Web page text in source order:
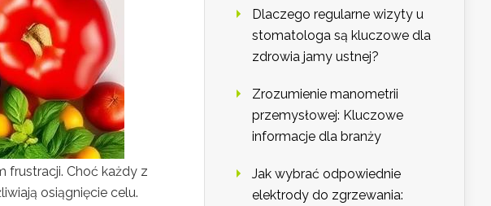
frustracji. Choć każdy z
osiągnięcie celu.
Dlaczego regularne wizyty u
stomatologa są kluczowe dla
zdrowia jamy ustnej?
Zrozumienie manometrii
przemysłowej: Kluczowe
informacje dla branży
Jak wybrać odpowiednie
elektrody do zgrzewania: